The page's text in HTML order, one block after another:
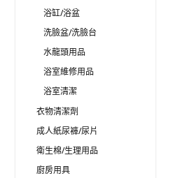
浴缸/浴盆
洗臉盆/洗臉台
水龍頭用品
浴室維修用品
浴室清潔
衣物清潔劑
成人紙尿褲/尿片
衛生棉/生理用品
廚房用具